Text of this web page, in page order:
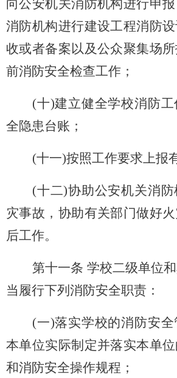
向公安机关消防机构进行申
消防机构进行建设工程消防
收或者备案以及公众聚集场
前消防安全检查工作；
(十)建立健全学校消防
全隐患台账；
(十一)按照工作要求上报
(十二)协助公安机关消
灾事故，协助有关部门做好
后工作。
第十一条 学校二级单位
当履行下列消防安全职责：
(一)落实学校的消防安
本单位实际制定并落实本单
和消防安全操作规程；